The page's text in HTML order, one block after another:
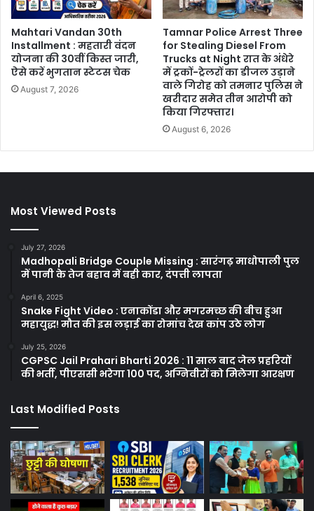
Mahtari Vandan 30th
Installment : महतारी वंदन
योजना की 30वीं किस्त जारी,
ऐसे करें भुगतान स्टेटस चेक
August 7, 2026
Tamnar Police Arrest Three
for Stealing Diesel From
Trucks at Night रात के अंधेरे
में ट्रकों-ट्रेलरों का डीजल उड़ाने
वाले गिरोह को तमनार पुलिस ने
खरीदार समेत तीन आरोपी को
किया गिरफ्तार।
August 6, 2026
Most Viewed Posts
July 27, 2026
Madhopali Bridge Couple Missing : सारंगढ़ माधोपाली पुल
में पानी के तेज बहाव में बही कार, दंपत्ती लापता
April 6, 2025
Snake Fight Video : एनाकोंडा और मगरमच्छ की बीच हुआ
महायुद्ध! मौत की इस लड़ाई का रोमांच देख कांप उठे लोग
July 25, 2026
CGPSC Jail Prahari Bharti 2026 : 11 साल बाद जेल प्रहरियों
की भर्ती, पीएससी भरेगा 100 पद, अग्निवीरों को मिलेगा आरक्षण
Last Modified Posts